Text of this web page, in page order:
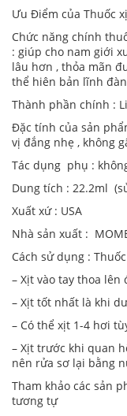
Ưu Điểm của Thuốc
Chức năng chính
: giúp cho nam giới
lâu hơn , thỏa mãn
thể hiên bản lĩnh
Thành phần chính :
Đặc tính của sản
vị đắng nhẹ , không
Tác dụng phụ :
Dung tích : 22.2ml
Xuất xứ : USA
Nhà sản xuất :
Cách sử dụng :
– Xịt vào tay thoa
– Xịt tốt nhất là khi
– Có thể xịt 1-4 hơi
– Xịt trước khi quan
nên rửa sơ lại bằng
Tham khảo các sản
tương tự